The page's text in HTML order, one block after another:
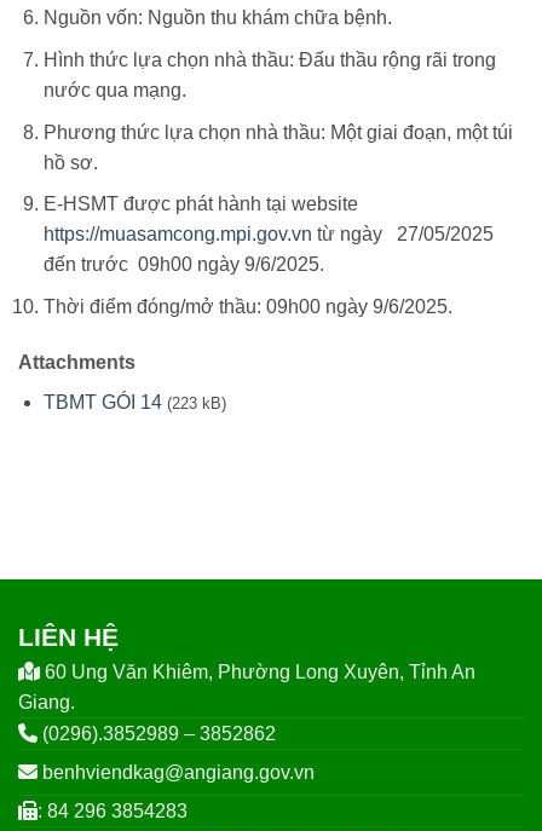
Nguồn vốn: Nguồn thu khám chữa bệnh.
Hình thức lựa chọn nhà thầu: Đấu thầu rộng rãi trong
nước qua mạng.
Phương thức lựa chọn nhà thầu: Một giai đoạn, một túi
hồ sơ.
E-HSMT được phát hành tại website
https://muasamcong.mpi.gov.vn từ ngày 27/05/2025
đến trước 09h00 ngày 9/6/2025.
Thời điểm đóng/mở thầu: 09h00 ngày 9/6/2025.
Attachments
TBMT GÓI 14 (223 kB)
LIÊN HỆ
60 Ung Văn Khiêm, Phường Long Xuyên, Tỉnh An
Giang.
(0296).3852989 – 3852862
benhviendkag@angiang.gov.vn
: 84 296 3854283